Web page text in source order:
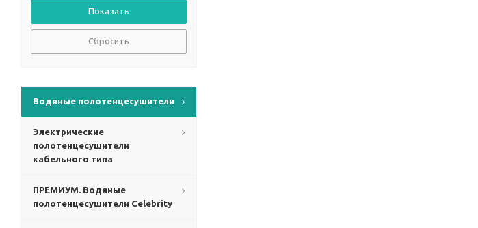
Сбросить
Водяные полотенцесушители
Электрические
полотенцесушители
кабельного типа
ПРЕМИУМ. Водяные
полотенцесушители Celebrity